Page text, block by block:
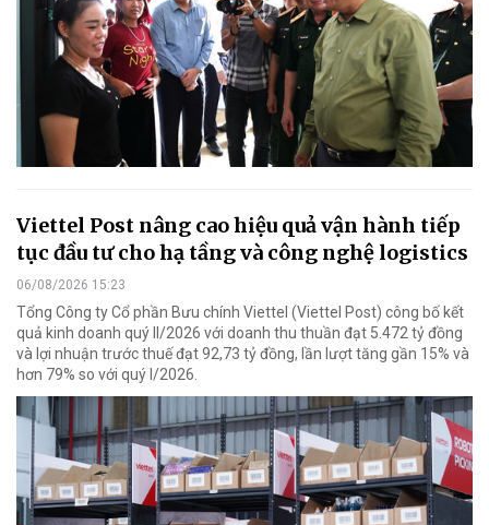
Viettel Post nâng cao hiệu quả vận hành tiếp
tục đầu tư cho hạ tầng và công nghệ logistics
06/08/2026 15:23
Tổng Công ty Cổ phần Bưu chính Viettel (Viettel Post) công bố kết
quả kinh doanh quý II/2026 với doanh thu thuần đạt 5.472 tỷ đồng
và lợi nhuận trước thuế đạt 92,73 tỷ đồng, lần lượt tăng gần 15% và
hơn 79% so với quý I/2026.